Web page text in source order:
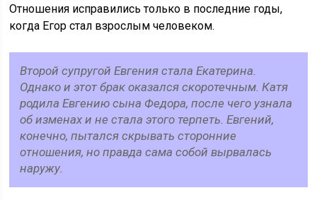
Отношения исправились только в последние годы,
когда Егор стал взрослым человеком.
Второй супругой Евгения стала Екатерина.
Однако и этот брак оказался скоротечным. Катя
родила Евгению сына Федора, после чего узнала
об изменах и не стала этого терпеть. Евгений,
конечно, пытался скрывать сторонние
отношения, но правда сама собой вырвалась
наружу.